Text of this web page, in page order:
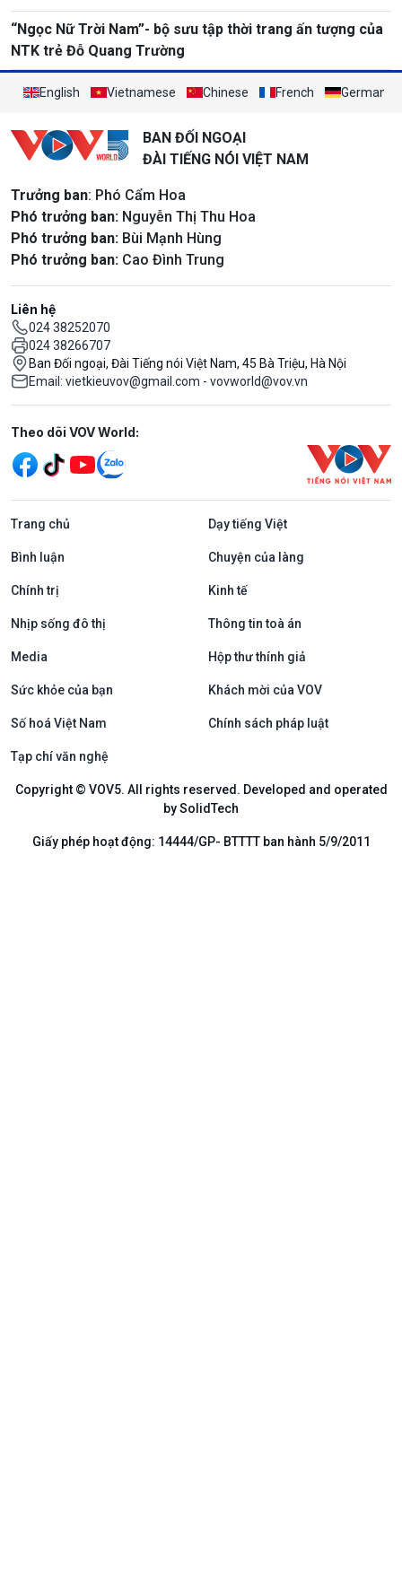
“Ngọc Nữ Trời Nam”- bộ sưu tập thời trang ấn tượng của
NTK trẻ Đỗ Quang Trường
English Vietnamese Chinese French German
BAN ĐỐI NGOẠI
ĐÀI TIẾNG NÓI VIỆT NAM
Trưởng ban: Phó Cẩm Hoa
Phó trưởng ban: Nguyễn Thị Thu Hoa
Phó trưởng ban: Bùi Mạnh Hùng
Phó trưởng ban: Cao Đình Trung
Liên hệ
024 38252070
024 38266707
Ban Đối ngoại, Đài Tiếng nói Việt Nam, 45 Bà Triệu, Hà Nội
Email: vietkieuvov@gmail.com - vovworld@vov.vn
Mạng xã hội
Theo dõi VOV World:
Trang chủ Dạy tiếng Việt
Bình luận Chuyện của làng
Chính trị Kinh tế
Nhịp sống đô thị Thông tin toà án
Media Hộp thư thính giả
Sức khỏe của bạn Khách mời của VOV
Số hoá Việt Nam Chính sách pháp luật
Tạp chí văn nghệ
Copyright © VOV5. All rights reserved. Developed and operated
by SolidTech
Giấy phép hoạt động: 14444/GP- BTTTT ban hành 5/9/2011